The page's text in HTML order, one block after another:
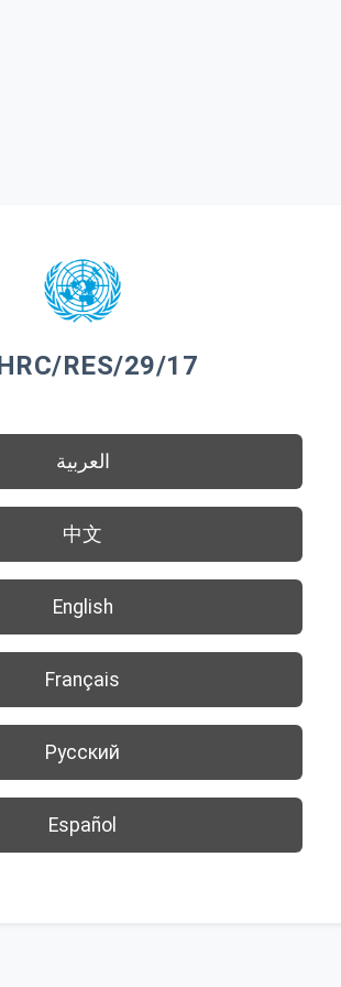
RES/29/17
العربية
中文
English
Français
Русский
Español